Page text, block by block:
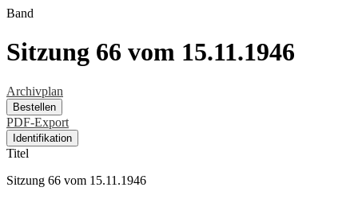
Band
Sitzung 66 vom 15.11.1946
Archivplan
Bestellen
PDF-Export
Identifikation
Titel
Sitzung 66 vom 15.11.1946